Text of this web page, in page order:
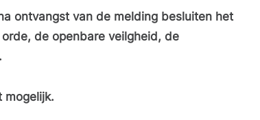
ontvangst van de melding besluiten het
de openbare veilgheid, de
mogelijk.